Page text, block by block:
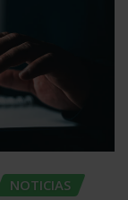
NOTICIAS